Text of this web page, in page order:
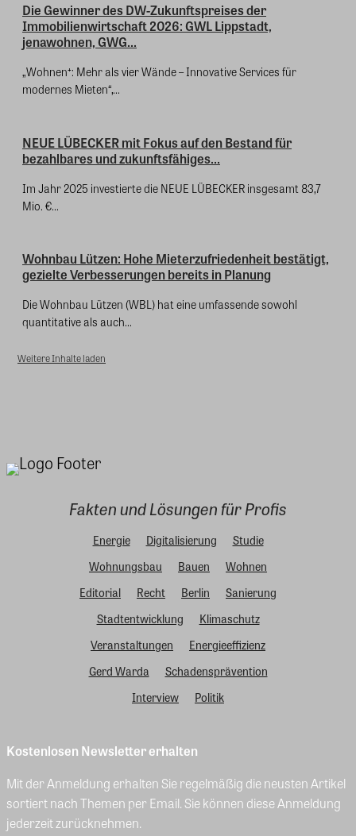
Die Gewinner des DW-Zukunftspreises der
Immobilienwirtschaft 2026: GWL Lippstadt,
jenawohnen, GWG...
„Wohnen⁺: Mehr als vier Wände – Innovative Services für
modernes Mieten“,...
NEUE LÜBECKER mit Fokus auf den Bestand für
bezahlbares und zukunftsfähiges...
Im Jahr 2025 investierte die NEUE LÜBECKER insgesamt 83,7
Mio. €...
Wohnbau Lützen: Hohe Mieterzufriedenheit bestätigt,
gezielte Verbesserungen bereits in Planung
Die Wohnbau Lützen (WBL) hat eine umfassende sowohl
quantitative als auch...
Weitere Inhalte laden
Fakten und Lösungen für Profis
Energie Digitalisierung
Studie
Wohnungsbau
Bauen
Wohnen
Editorial
Recht Berlin
Sanierung
Stadtentwicklung
Klimaschutz
Veranstaltungen
Energieeffizienz
Gerd Warda
Schadensprävention
Interview
Politik
Kostenlosen Newsletter erhalten
Mit der Anmeldung erhalten Sie regelmäßig die neusten Artikel
sortiert nach Themen per Email. Sie können diese Anmeldung
jederzeit zurücknehmen.